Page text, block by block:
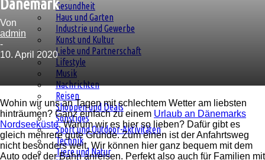
Gesundheit
Haus und Garten
Industrie und Gewerbe
Kunst und Kultur
Liebe und Partnerschaft
Lifestyle
Musik
Nachrichten
Reisen
Shoppen und Deals
Sonstiges
Sport und Outdoor-Aktivitäten
Technik
Tiere und Natur
Dänemark
Von
admin
-
10. April 2020
Wohin wir uns an Tagen mit schlechtem Wetter am liebsten
hinträumen? Ganz einfach zu einem Urlaub an Dänemarks
Nordseeküste. Warum wir es hier so lieben? Dafür gibt es
gleich mehrere gute Gründe. Zum einen ist der Anfahrtsweg
nicht besonders weit. Wir können hier ganz bequem mit dem
Auto oder der Bahn anreisen. Perfekt also auch für Familien mit